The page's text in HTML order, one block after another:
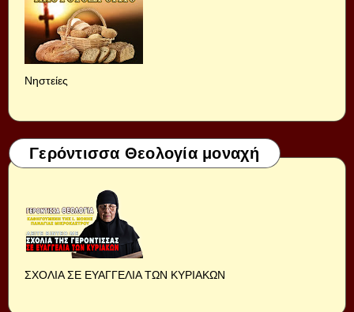
Νηστείες
Γερόντισσα Θεολογία μοναχή
ΣΧΟΛΙΑ ΣΕ ΕΥΑΓΓΕΛΙΑ ΤΩΝ ΚΥΡΙΑΚΩΝ